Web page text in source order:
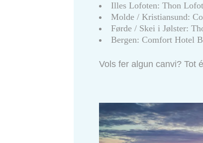
Illes Lofoten: Thon
Molde / Kristiansund:
Førde / Skei i Jølster:
Bergen: Comfort Hotel
Vols fer algun canvi? Tot